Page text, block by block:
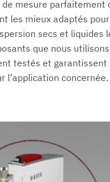
mesure parfaitement
les mieux adaptés
secs et liquides
que nous
testés et garantissent
l’application concernée.